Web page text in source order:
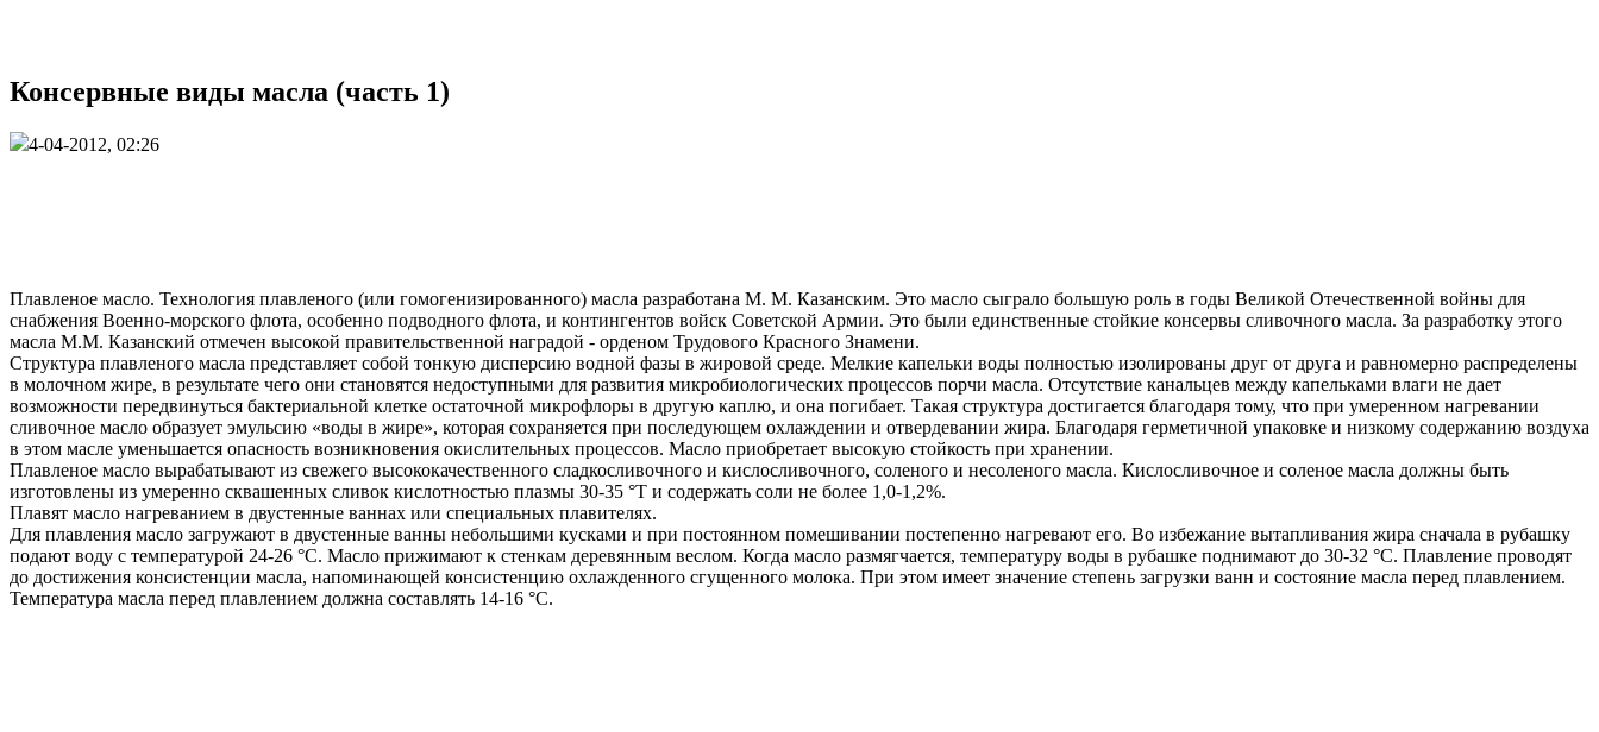
Консервные виды масла (часть 1)
4-04-2012, 02:26
Плавленое масло. Технология плавленого (или гомогенизированного) масла разработана М. М. Казанским. Это масло сыграло большую роль в годы Великой Отечественной войны для
снабжения Военно-морского флота, особенно подводного флота, и контингентов войск Советской Армии. Это были единственные стойкие консервы сливочного масла. За разработку этого
масла М.М. Казанский отмечен высокой правительственной наградой - орденом Трудового Красного Знамени.
Структура плавленого масла представляет собой тонкую дисперсию водной фазы в жировой среде. Мелкие капельки воды полностью изолированы друг от друга и равномерно распределены
в молочном жире, в результате чего они становятся недоступными для развития микробиологических процессов порчи масла. Отсутствие канальцев между капельками влаги не дает
возможности передвинуться бактериальной клетке остаточной микрофлоры в другую каплю, и она погибает. Такая структура достигается благодаря тому, что при умеренном нагревании
сливочное масло образует эмульсию «воды в жире», которая сохраняется при последующем охлаждении и отвердевании жира. Благодаря герметичной упаковке и низкому содержанию воздуха
в этом масле уменьшается опасность возникновения окислительных процессов. Масло приобретает высокую стойкость при хранении.
Плавленое масло вырабатывают из свежего высококачественного сладкосливочного и кислосливочного, соленого и несоленого масла. Кислосливочное и соленое масла должны быть
изготовлены из умеренно сквашенных сливок кислотностью плазмы 30-35 °T и содержать соли не более 1,0-1,2%.
Плавят масло нагреванием в двустенные ваннах или специальных плавителях.
Для плавления масло загружают в двустенные ванны небольшими кусками и при постоянном помешивании постепенно нагревают его. Во избежание вытапливания жира сначала в рубашку
подают воду с температурой 24-26 °С. Масло прижимают к стенкам деревянным веслом. Когда масло размягчается, температуру воды в рубашке поднимают до 30-32 °C. Плавление проводят
до достижения консистенции масла, напоминающей консистенцию охлажденного сгущенного молока. При этом имеет значение степень загрузки ванн и состояние масла перед плавлением.
Температура масла перед плавлением должна составлять 14-16 °C.